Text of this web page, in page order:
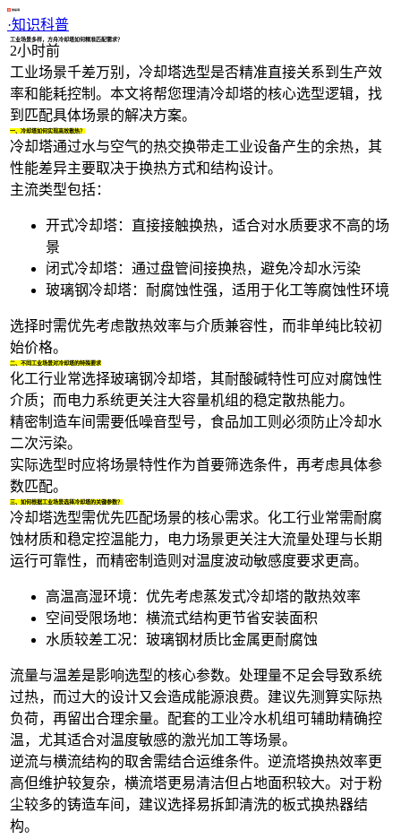
·知识科普
工业场景多样，方舟冷却塔如何精准匹配需求？
2小时前
工业场景千差万别， 冷却塔选型是否精准直接关系到生产效
率和能耗控制。本文将帮您理清冷却塔的核心选型逻辑，找
到匹配具体场景的解决方案。
一、冷却塔如何实现高效散热？
冷却塔通过水与空气的热交换带走工业设备产生的余热，其
性能差异主要取决于换热方式和结构设计。
主流类型包括：
开式冷却塔：直接接触换热，适合对水质要求不高的场
景
闭式冷却塔：通过盘管间接换热，避免冷却水污染
玻璃钢冷却塔：耐腐蚀性强，适用于化工等腐蚀性环境
选择时需优先考虑散热效率与介质兼容性，而非单纯比较初
始价格。
二、不同工业场景对冷却塔的特殊要求
化工行业常选择玻璃钢冷却塔，其耐酸碱特性可应对腐蚀性
介质；而电力系统更关注大容量机组的稳定散热能力。
精密制造车间需要低噪音型号，食品加工则必须防止冷却水
二次污染。
实际选型时应将场景特性作为首要筛选条件，再考虑具体参
数匹配。
三、如何根据工业场景选择冷却塔的关键参数？
冷却塔选型需优先匹配场景的核心需求。化工行业常需耐腐
蚀材质和稳定控温能力，电力场景更关注大流量处理与长期
运行可靠性，而精密制造则对温度波动敏感度要求更高。
高温高湿环境：优先考虑蒸发式冷却塔的散热效率
空间受限场地：横流式结构更节省安装面积
水质较差工况：玻璃钢材质比金属更耐腐蚀
流量与温差是影响选型的核心参数。处理量不足会导致系统
过热，而过大的设计又会造成能源浪费。建议先测算实际热
负荷，再留出合理余量。配套的工业冷水机组可辅助精确控
温，尤其适合对温度敏感的激光加工等场景。
逆流与横流结构的取舍需结合运维条件。逆流塔换热效率更
高但维护较复杂，横流塔更易清洁但占地面积较大。对于粉
尘较多的铸造车间，建议选择易拆卸清洗的板式换热器结
构。